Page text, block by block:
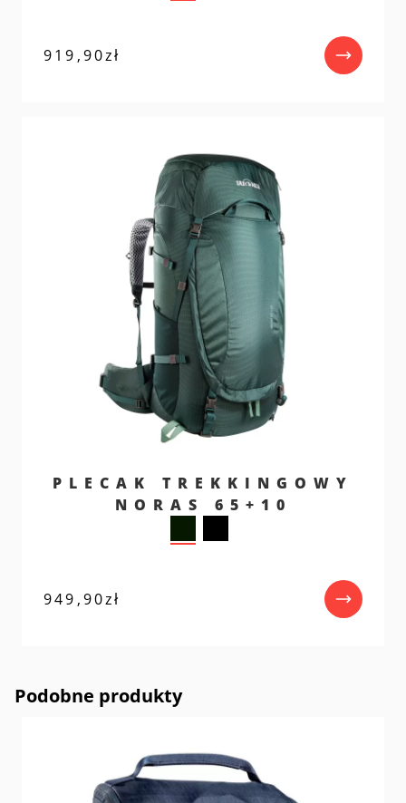
919,90zł
PLECAK TREKKINGOWY
NORAS 65+10
949,90zł
Podobne produkty